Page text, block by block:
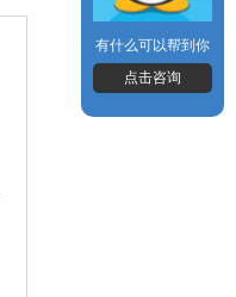
有什么可以帮到你
点击咨询